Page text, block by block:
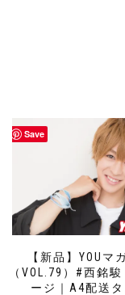
Save
【新品】YOUマ
（VOL.79）#西銘
ージ｜A4配送